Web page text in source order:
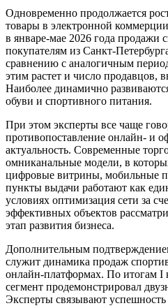
Одновременно продолжается
товары в электронной
в январе-мае 2026 года продажи
покупателям из Санкт-
сравнению с аналогичным
этим растет и число продавцов,
Наиболее динамично
обуви и спортивного питания.
При этом эксперты все чаще
противопоставление онлайн- и
актуальность. Современные
омниканальные модели, в
цифровые витрины, мобильные
пункты выдачи работают как
условиях оптимизация сети за
эффективных объектов
этап развития бизнеса.
Дополнительным
служит динамика продаж
онлайн-платформах. По итогам I
сегмент продемонстрировал
Эксперты связывают